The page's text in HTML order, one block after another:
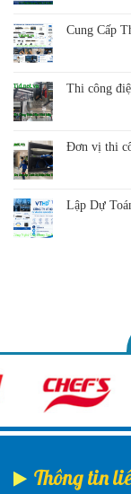
Cung Cấp
Thi công
Đơn vị thi
Lập Dự
Thông tin